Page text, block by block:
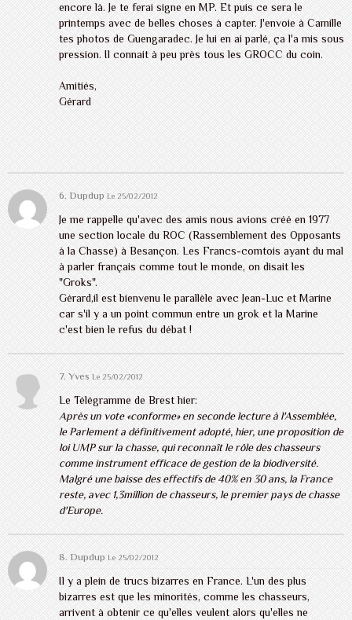
encore là. Je te ferai signe en MP. Et puis ce sera le
printemps avec de belles choses à capter. J'envoie à Camille
tes photos de Guengaradec. Je lui en ai parlé, ça l'a mis sous
pression. Il connait à peu près tous les GROCC du coin.
Amitiés,
Gérard
6. DupdupLe 25/02/2012
Je me rappelle qu'avec des amis nous avions créé en 1977
une section locale du ROC (Rassemblement des Opposants
à la Chasse) à Besançon. Les Francs-comtois ayant du mal
à parler français comme tout le monde, on disait les
"Groks".
Gérard,il est bienvenu le parallèle avec Jean-Luc et Marine
car s'il y a un point commun entre un grok et la Marine
c'est bien le refus du débat !
7. YvesLe 25/02/2012
Le Télégramme de Brest hier:
Après un vote «conforme» en seconde lecture à l'Assemblée,
le Parlement a définitivement adopté, hier, une proposition de
loi UMP sur la chasse, qui reconnaît le rôle des chasseurs
comme instrument efficace de gestion de la biodiversité.
Malgré une baisse des effectifs de 40% en 30 ans, la France
reste, avec 1,3million de chasseurs, le premier pays de chasse
d'Europe.
8. DupdupLe 25/02/2012
Il y a plein de trucs bizarres en France. L'un des plus
bizarres est que les minorités, comme les chasseurs,
arrivent à obtenir ce qu'elles veulent alors qu'elles ne